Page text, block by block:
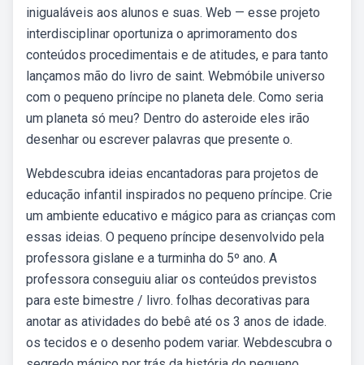
inigualáveis aos alunos e suas. Web — esse projeto
interdisciplinar oportuniza o aprimoramento dos
conteúdos procedimentais e de atitudes, e para tanto
lançamos mão do livro de saint. Webmóbile universo
com o pequeno príncipe no planeta dele. Como seria
um planeta só meu? Dentro do asteroide eles irão
desenhar ou escrever palavras que presente o.
Webdescubra ideias encantadoras para projetos de
educação infantil inspirados no pequeno príncipe. Crie
um ambiente educativo e mágico para as crianças com
essas ideias. O pequeno príncipe desenvolvido pela
professora gislane e a turminha do 5º ano. A
professora conseguiu aliar os conteúdos previstos
para este bimestre / livro. folhas decorativas para
anotar as atividades do bebê até os 3 anos de idade.
os tecidos e o desenho podem variar. Webdescubra o